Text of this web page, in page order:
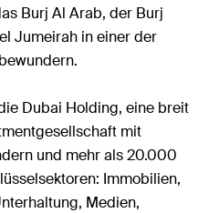
Burj Al Arab, der Burj
Jumeirah in einer der
Dubai Holding, eine breit
mit
und mehr als 20.000
Immobilien,
Medien,